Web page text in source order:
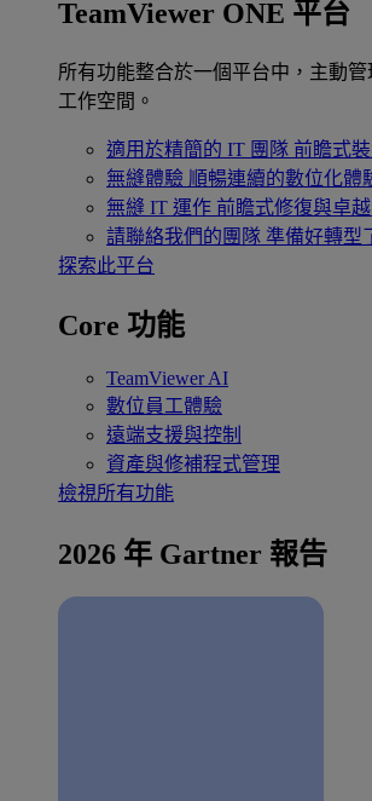
TeamViewer ONE 平台
所有功能整合於一個平台中，主動
工作空間。
適用於精簡的 IT 團隊 前瞻式
無縫體驗 順暢連續的數位化體
無縫 IT 運作 前瞻式修復與卓
請聯絡我們的團隊 準備好轉型
探索此平台
Core 功能
TeamViewer AI
數位員工體驗
遠端支援與控制
資產與修補程式管理
檢視所有功能
2026 年 Gartner 報告